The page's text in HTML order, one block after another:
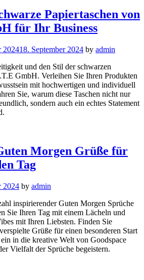
Papiertaschen von
für Ihr Business
202418. September 2024 by admin
und den Stil der schwarzen
GmbH. Verleihen Sie Ihren Produkten
mit hochwertigen und individuell
Sie, warum diese Taschen nicht nur
sondern auch ein echtes Statement
Morgen Grüße für
Tag
2024 by admin
inspirierender Guten Morgen Sprüche
Sie Ihren Tag mit einem Lächeln und
mit Ihren Liebsten. Finden Sie
Grüße für einen besonderen Start
in die kreative Welt von Goodspace
Vielfalt der Sprüche begeistern.